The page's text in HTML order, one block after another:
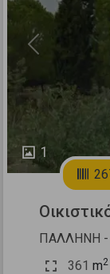
1
Previous
ΠΑΛΛΗΝΗ -
361 m2